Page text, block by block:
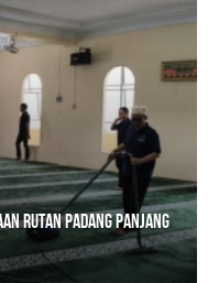
Rutan Padang Panjang